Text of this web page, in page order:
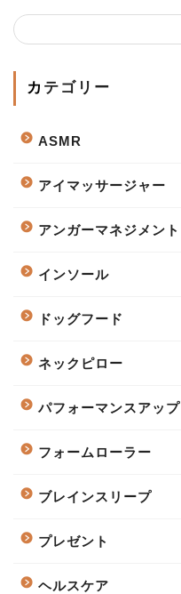
カテゴリー
ASMR
アイマッサージャー
アンガーマネジメント
インソール
ドッグフード
ネックピロー
パフォーマンスアップ
フォームローラー
ブレインスリープ
プレゼント
ヘルスケア